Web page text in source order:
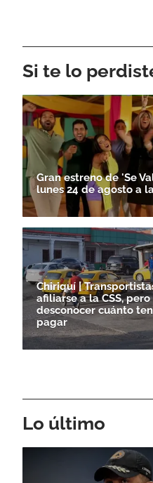
Si te lo
Gran estreno de 'Se
lunes 24 de agosto a
Chiriquí |
afiliarse a la CSS,
desconocer cuánto
pagar
Lo último